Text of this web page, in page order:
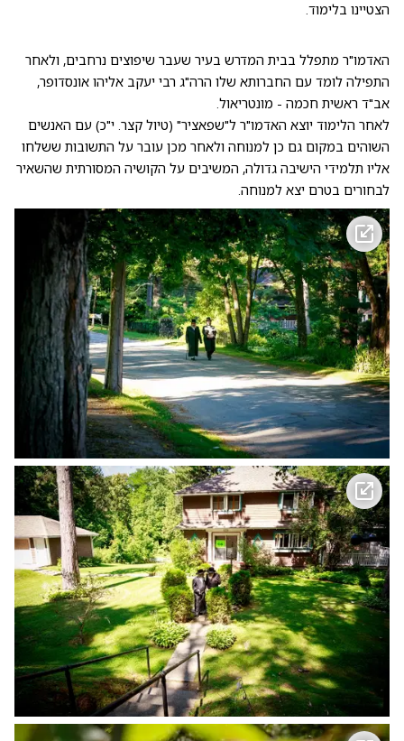
הצטיינו בלימוד.
האדמו"ר מתפלל בבית המדרש בעיר שעבר שיפוצים נרחבים, ולאחר
התפילה לומד עם החברותא שלו הרה"ג רבי יעקב אליהו אונסדופר,
אב"ד ראשית חכמה - מונטריאול.
לאחר הלימוד יוצא האדמו"ר ל"שפאציר" (טיול קצר. י"כ) עם האנשים
השוהים במקום גם כן למנוחה ולאחר מכן עובר על התשובות ששלחו
אליו תלמידי הישיבה גדולה, המשיבים על הקושיה המסורתית שהשאיר
לבחורים בטרם יצא למנוחה.